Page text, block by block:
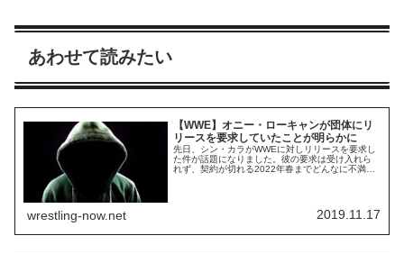
あわせて読みたい
【WWE】オニー・ローキャンが団体にリ
リースを要求していたことが明らかに
先日、シン・カラがWWEに対しリリースを要求し
た件が話題になりました。彼の要求は受け入れら
れず、契約が切れる2022年春までどんなに不満が
が報じています。その男はNXT・205LIVEのオニ
wrestling-now.net 2019.11.17